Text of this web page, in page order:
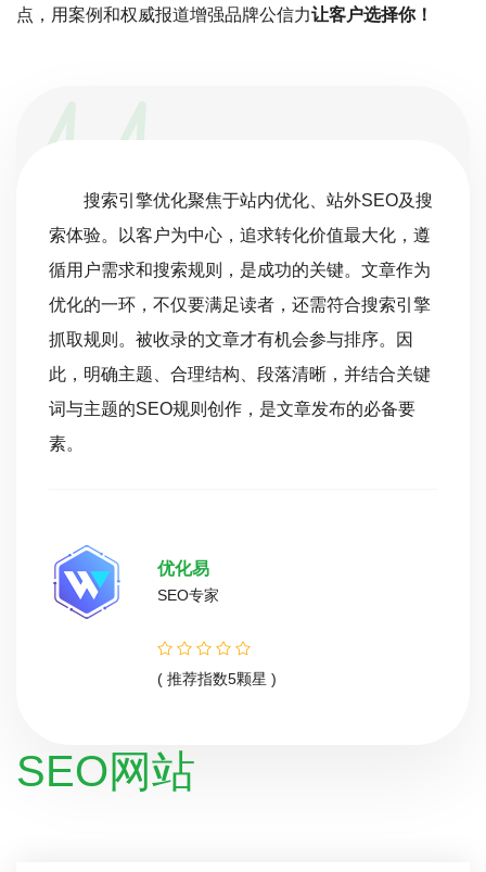
点，用案例和权威报道增强品牌公信力让客户选择你！
搜索引擎优化聚焦于站内优化、站外SEO及搜
索体验。以客户为中心，追求转化价值最大化，遵
循用户需求和搜索规则，是成功的关键。文章作为
优化的一环，不仅要满足读者，还需符合搜索引擎
抓取规则。被收录的文章才有机会参与排序。因
此，明确主题、合理结构、段落清晰，并结合关键
词与主题的SEO规则创作，是文章发布的必备要
素。
优化易
SEO专家
( 推荐指数5颗星 )
SEO网站